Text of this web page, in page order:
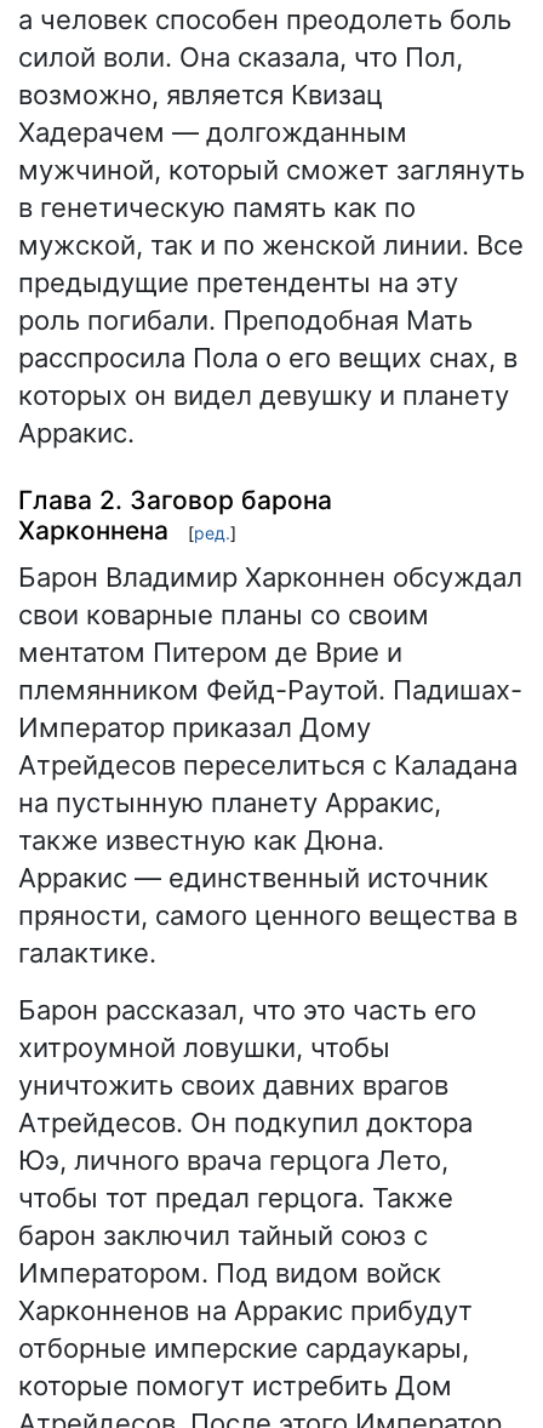
а человек способен преодолеть боль
силой воли. Она сказала, что Пол,
возможно, является Квизац
Хадерачем — долгожданным
мужчиной, который сможет заглянуть
в генетическую память как по
мужской, так и по женской линии. Все
предыдущие претенденты на эту
роль погибали. Преподобная Мать
расспросила Пола о его вещих снах, в
которых он видел девушку и планету
Арракис.
Глава 2. Заговор барона
Харконнена
[ред.]
Барон Владимир Харконнен обсуждал
свои коварные планы со своим
ментатом Питером де Врие и
племянником Фейд-Раутой. Падишах-
Император приказал Дому
Атрейдесов переселиться с Каладана
на пустынную планету Арракис,
также известную как Дюна.
Арракис — единственный источник
пряности, самого ценного вещества в
галактике.
Барон рассказал, что это часть его
хитроумной ловушки, чтобы
уничтожить своих давних врагов
Атрейдесов. Он подкупил доктора
Юэ, личного врача герцога Лето,
чтобы тот предал герцога. Также
барон заключил тайный союз с
Императором. Под видом войск
Харконненов на Арракис прибудут
отборные имперские сардаукары,
которые помогут истребить Дом